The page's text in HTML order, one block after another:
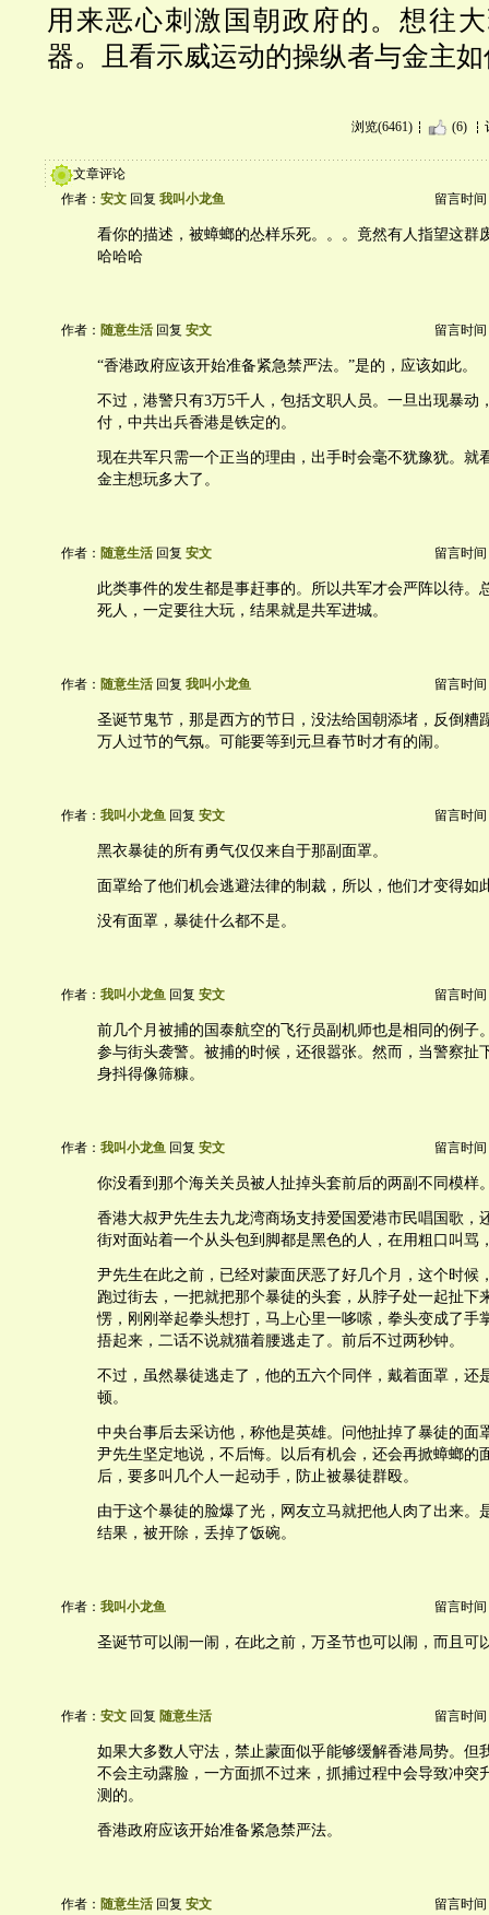
用来恶心刺激国朝政府的。想往
器。且看示威运动的操纵者与金主
浏览(6461) (6)
文章评论
作者： 安文 回复 我叫小龙鱼 留言时间
看你的描述，被蟑螂的怂样乐死。。。竟然有人指望这群
哈哈哈
作者： 随意生活 回复 安文 留言时间
“香港政府应该开始准备紧急禁严法。”是的，应该如此。
不过，港警只有3万5千人，包括文职人员。一旦出现暴动
付，中共出兵香港是铁定的。
现在共军只需一个正当的理由，出手时会毫不犹豫犹。就
金主想玩多大了。
作者： 随意生活 回复 安文 留言时间
此类事件的发生都是事赶事的。所以共军才会严阵以待。
死人，一定要往大玩，结果就是共军进城。
作者： 随意生活 回复 我叫小龙鱼 留言时间
圣诞节鬼节，那是西方的节日，没法给国朝添堵，反倒糟
万人过节的气氛。可能要等到元旦春节时才有的闹。
作者： 我叫小龙鱼 回复 安文 留言时间
黑衣暴徒的所有勇气仅仅来自于那副面罩。
面罩给了他们机会逃避法律的制裁，所以，他们才变得如
没有面罩，暴徒什么都不是。
作者： 我叫小龙鱼 回复 安文 留言时间
前几个月被捕的国泰航空的飞行员副机师也是相同的例子
参与街头袭警。被捕的时候，还很嚣张。然而，当警察扯
身抖得像筛糠。
作者： 我叫小龙鱼 回复 安文 留言时间
你没看到那个海关关员被人扯掉头套前后的两副不同模样
香港大叔尹先生去九龙湾商场支持爱国爱港市民唱国歌，
街对面站着一个从头包到脚都是黑色的人，在用粗口叫骂
尹先生在此之前，已经对蒙面厌恶了好几个月，这个时候
跑过街去，一把就把那个暴徒的头套，从脖子处一起扯下
愣，刚刚举起拳头想打，马上心里一哆嗦，拳头变成了手
捂起来，二话不说就猫着腰逃走了。前后不过两秒钟。
不过，虽然暴徒逃走了，他的五六个同伴，戴着面罩，还
顿。
中央台事后去采访他，称他是英雄。问他扯掉了暴徒的面
尹先生坚定地说，不后悔。以后有机会，还会再掀蟑螂的
后，要多叫几个人一起动手，防止被暴徒群殴。
由于这个暴徒的脸爆了光，网友立马就把他人肉了出来。
结果，被开除，丢掉了饭碗。
作者： 我叫小龙鱼 留言时间
圣诞节可以闹一闹，在此之前，万圣节也可以闹，而且可
作者： 安文 回复 随意生活 留言时间
如果大多数人守法，禁止蒙面似乎能够缓解香港局势。但
不会主动露脸，一方面抓不过来，抓捕过程中会导致冲突
测的。
香港政府应该开始准备紧急禁严法。
作者： 随意生活 回复 安文 留言时间